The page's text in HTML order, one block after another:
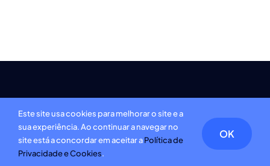
Política de Privacidade e Cookies
Este site usa cookies para melhorar o site e a
sua experiência. Ao continuar a navegar no
site está a concordar em aceitar aPolítica de
Privacidade e Cookies.
OK